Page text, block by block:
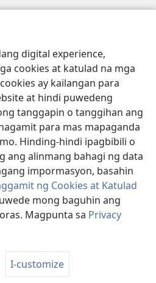
digital experience,
cookies at katulad na mga
ay kailangan para
at hindi puwedeng
tanggapin o tanggihan ang
para mas mapaganda
Hinding-hindi ipagbibili o
ang alinmang bahagi ng data
impormasyon, basahin
ng Cookies at Katulad
mong baguhin ang
Magpunta sa Privacy
I-customize
and Tract Society of Pennsylvania.